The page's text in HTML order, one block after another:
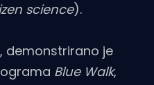
science).
demonstrirano je
Blue Walk,